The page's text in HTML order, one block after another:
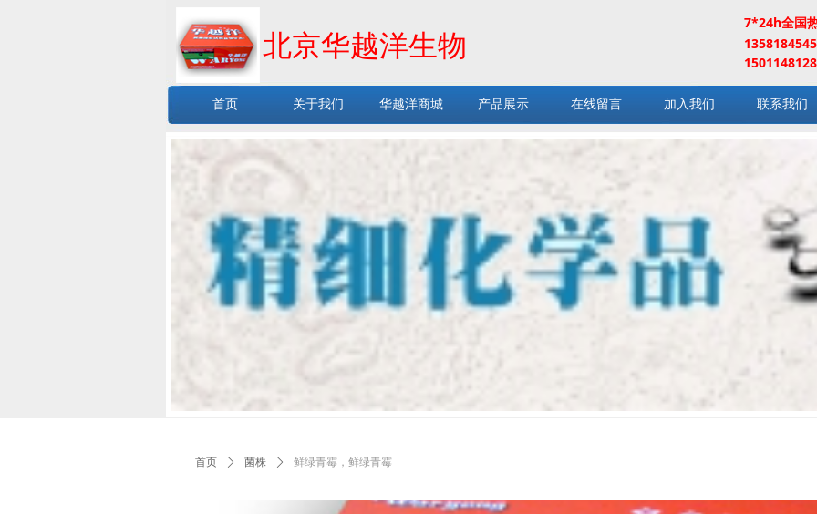
北京华越洋生物
7*24h全国
首页 关于我们 华越洋商城 产品展示 在线留言 加入我们 联系我们
首页 ꄲ 菌株 ꄲ 鲜绿青霉，鲜绿青霉